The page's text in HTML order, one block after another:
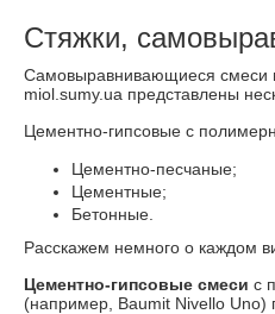
Стяжки,
Самовыравнивающиеся смеси
miol.sumy.ua представлены
Цементно-гипсовые с
Цементно-песчаные;
Цементные;
Бетонные.
Расскажем немного о каждом
Цементно-гипсовые смеси с
(например, Baumit Nivello Uno)